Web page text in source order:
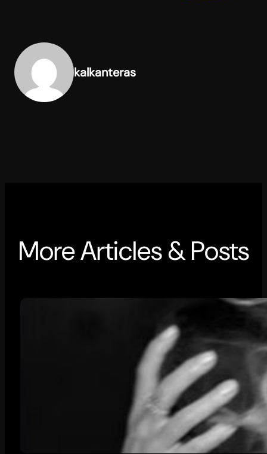
kalkanteras
More Articles & Posts